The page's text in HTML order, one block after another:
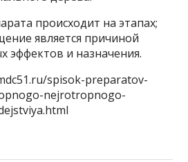
происходит на этапах;
является причиной
эффектов и назначения.
spisok-preparatov-
nejrotropnogo-